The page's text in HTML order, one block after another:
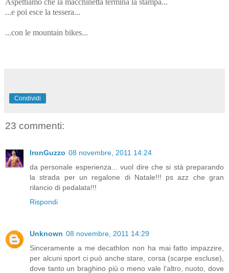
Aspettiamo che la macchinetta termina la stampa...
...e poi esce la tessera...
...con le mountain bikes...
Condividi
23 commenti:
IronGuzzo 08 novembre, 2011 14:24
da personale esperienza... vuol dire che si stà preparando
la strada per un regalone di Natale!!! ps azz che gran
rilancio di pedalata!!!
Rispondi
Unknown 08 novembre, 2011 14:29
Sinceramente a me decathlon non ha mai fatto impazzire,
per alcuni sport ci può anche stare, corsa (scarpe escluse),
dove tanto un braghino più o meno vale l'altro, nuoto, dove